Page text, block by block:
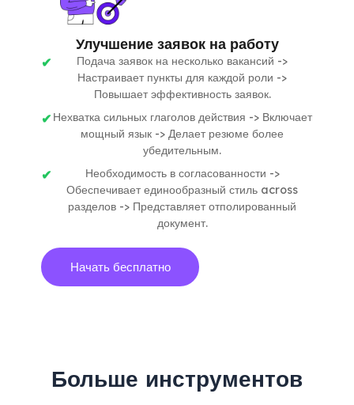
Улучшение заявок на работу
Подача заявок на несколько вакансий ->
Настраивает пункты для каждой роли ->
Повышает эффективность заявок.
Нехватка сильных глаголов действия -> Включает
мощный язык -> Делает резюме более
убедительным.
Необходимость в согласованности ->
Обеспечивает единообразный стиль across
разделов -> Представляет отполированный
документ.
Начать бесплатно
Больше инструментов